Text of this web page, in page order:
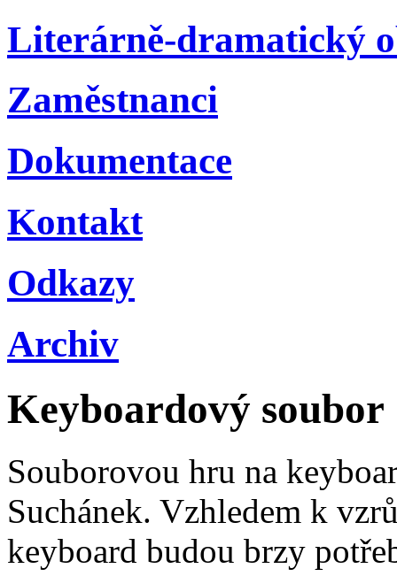
Literárně-dramatický
Zaměstnanci
Dokumentace
Kontakt
Odkazy
Archiv
Keyboardový soubor
Souborovou hru na
Suchánek. Vzhledem k
keyboard budou brzy